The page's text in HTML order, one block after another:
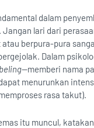
dalam
Jangan lari dari
atau berpura-pura
Dalam
—memberi nama
menurunkan
rasa takut).
itu muncul,